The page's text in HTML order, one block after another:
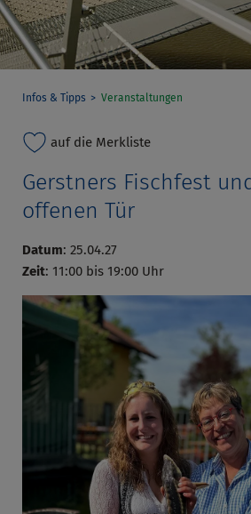
Infos & Tipps Veranstaltungen
auf die Merkliste
Gerstners Fischfest
offenen Tür
Datum: 25.04.27
Zeit: 11:00 bis 19:00 Uhr